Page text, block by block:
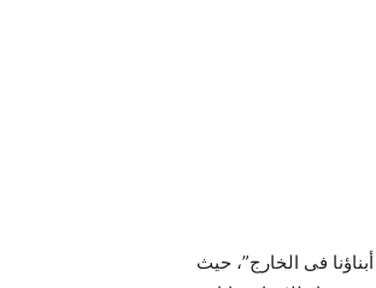
فى الخارج”، حيث